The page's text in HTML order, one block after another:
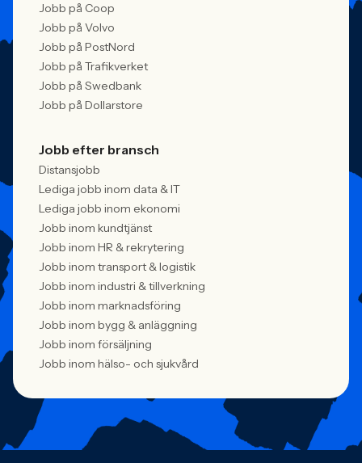
Jobb på Coop
Jobb på Volvo
Jobb på PostNord
Jobb på Trafikverket
Jobb på Swedbank
Jobb på Dollarstore
Jobb efter bransch
Distansjobb
Lediga jobb inom data & IT
Lediga jobb inom ekonomi
Jobb inom kundtjänst
Jobb inom HR & rekrytering
Jobb inom transport & logistik
Jobb inom industri & tillverkning
Jobb inom marknadsföring
Jobb inom bygg & anläggning
Jobb inom försäljning
Jobb inom hälso- och sjukvård